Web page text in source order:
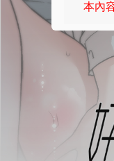
本內